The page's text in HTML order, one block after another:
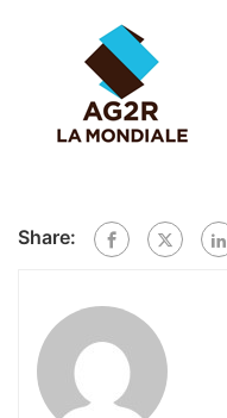
Share: